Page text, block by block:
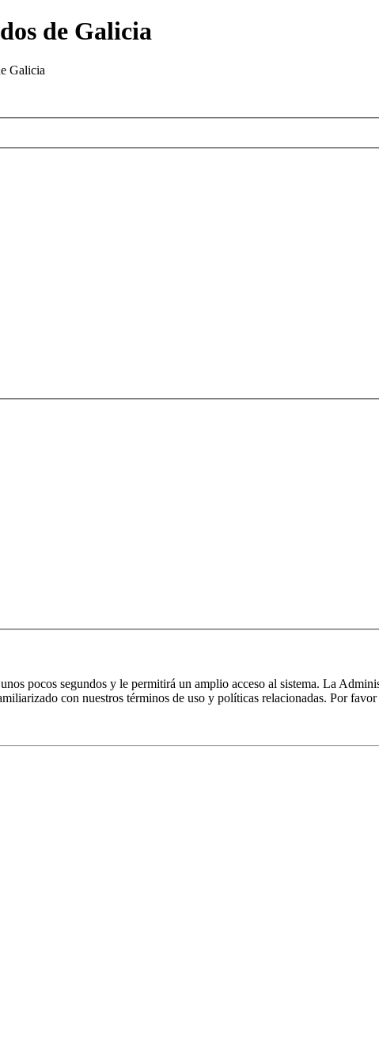
de Galicia
Galicia
pocos segundos y le permitirá un amplio acceso al sistema. La
con nuestros términos de uso y políticas relacionadas. Por